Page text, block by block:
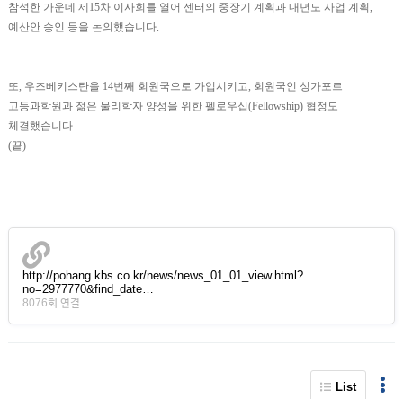
참석한 가운데 제15차 이사회를 열어 센터의 중장기 계획과 내년도 사업 계획,
예산안 승인 등을 논의했습니다.
또, 우즈베키스탄을 14번째 회원국으로 가입시키고, 회원국인 싱가포르
고등과학원과 젊은 물리학자 양성을 위한 펠로우십(Fellowship) 협정도
체결했습니다.
(끝)
http://pohang.kbs.co.kr/news/news_01_01_view.html?
no=2977770&find_date…
8076회 연결
List